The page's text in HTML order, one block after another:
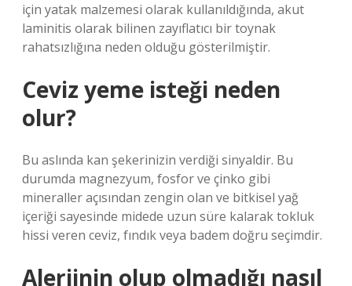
için yatak malzemesi olarak kullanıldığında, akut
laminitis olarak bilinen zayıflatıcı bir toynak
rahatsızlığına neden olduğu gösterilmiştir.
Ceviz yeme isteği neden
olur?
Bu aslında kan şekerinizin verdiği sinyaldir. Bu
durumda magnezyum, fosfor ve çinko gibi
mineraller açısından zengin olan ve bitkisel yağ
içeriği sayesinde midede uzun süre kalarak tokluk
hissi veren ceviz, fındık veya badem doğru seçimdir.
Alerjinin olup olmadığı nasıl